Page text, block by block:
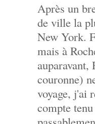
Après un
de ville la
New York.
mais à
auparavant,
couronne)
voyage, j'ai
compte